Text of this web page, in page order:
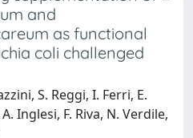
and
as functional
coli challenged
S. Reggi, I. Ferri, E.
Inglesi, F. Riva, N. Verdile,